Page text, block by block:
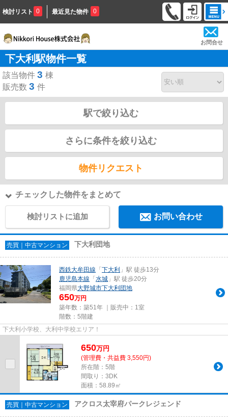
検討リスト 0 最近見た物件 0
お問合せ
下大利駅物件一覧
該当物件 3 棟
販売数 3 件
駅で絞り込む
さらに条件を絞り込む
物件リクエスト
チェックした物件をまとめて
検討リストに追加 お問い合わせ
売買｜中古マンション 下大利団地
西鉄大牟田線 「 下大利 」駅 徒歩13分
鹿児島本線 「 水城 」駅 徒歩20分
福岡県大野城市下大利団地
650万円
築年数：築51年 ｜販売中： 1室
階数：5階建
下大利小学校、大利中学校エリア！
650万円
(管理費・共益費 3,550円)
所在階：5階
間取り：3DK
面積：58.89㎡
売買｜中古マンション アクロス太宰府パークレジェンド